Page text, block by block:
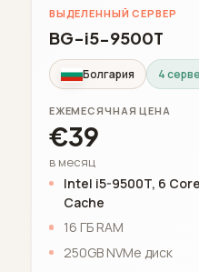
ВЫДЕЛЕННЫЙ СЕРВЕР
BG-i5-9500T
Болгария 4
ЕЖЕМЕСЯЧНАЯ ЦЕНА
€39
в месяц
Intel i5-9500T, 6
Cache
16 ГБ RAM
250GB NVMe диск